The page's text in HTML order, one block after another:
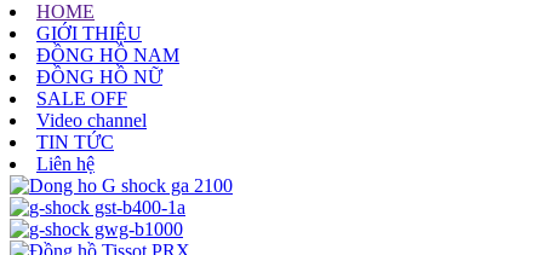
HOME
GIỚI THIỆU
ĐỒNG HỒ NAM
ĐỒNG HỒ NỮ
SALE OFF
Video channel
TIN TỨC
Liên hệ